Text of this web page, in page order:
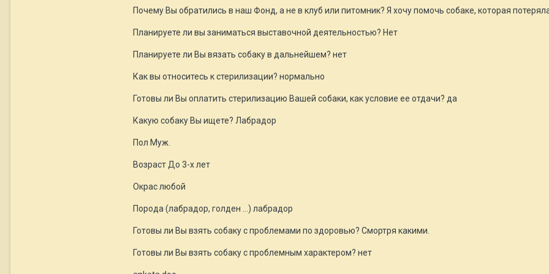
Почему Вы обратились в наш Фонд, а не в клуб или питомник? Я хочу помочь собаке, которая
Планируете ли вы заниматься выставочной деятельностью? Нет
Планируете ли Вы вязать собаку в дальнейшем? нет
Как вы относитесь к стерилизации? нормально
Готовы ли Вы оплатить стерилизацию Вашей собаки, как условие ее отдачи? да
Какую собаку Вы ищете? Лабрадор
Пол Муж.
Возраст До 3-х лет
Окрас любой
Порода (лабрадор, голден …) лабрадор
Готовы ли Вы взять собаку с проблемами по здоровью? Смортря какими.
Готовы ли Вы взять собаку с проблемным характером? нет